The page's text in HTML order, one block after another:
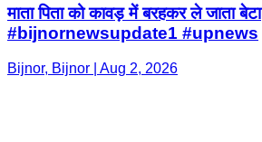
माता पिता को कावड़ में बरहकर ले जाता बेटा
#bijnornewsupdate1 #upnews
Bijnor, Bijnor | Aug 2, 2026